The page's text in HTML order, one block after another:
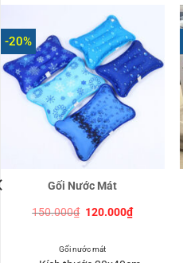
-20%
Gối Nước Mát
150.000₫ Giá
120.000₫Giá
hiện
Gối nước mát